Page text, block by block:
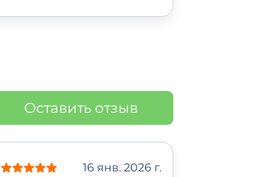
Оставить отзыв
16 янв. 2026 г.